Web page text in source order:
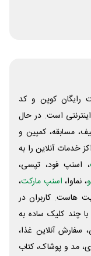
رایگان کوپن و کد
است. در حال
مسابقه، کمپین و
خدمات آنلاین را به
، اسنپ فود، تپسی،
، نماوا، اسنپ مارکت،
‌هاست. کاربران در
چند کلیک ساده به
سفارش آنلاین غذا،
مد و پوشاک، کتاب